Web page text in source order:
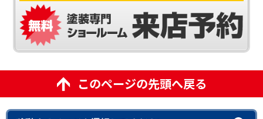
このページの先頭へ戻る